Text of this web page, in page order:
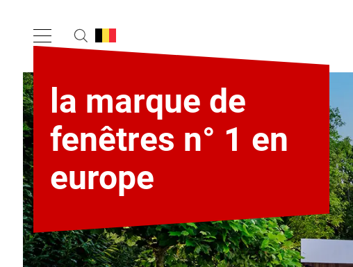
la marque de
fenêtres n° 1 en
europe